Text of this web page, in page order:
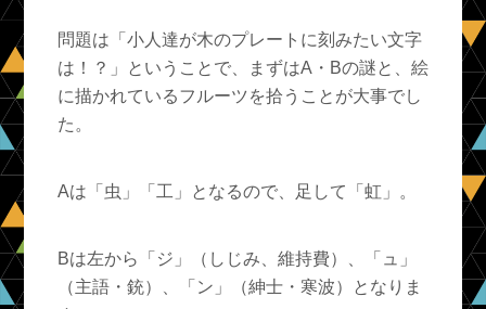
問題は「小人達が木のプレートに刻みたい文字
は！？」ということで、まずはA・Bの謎と、絵
に描かれているフルーツを拾うことが大事でし
た。
Aは「虫」「工」となるので、足して「虹」。
Bは左から「ジ」（しじみ、維持費）、「ュ」
（主語・銃）、「ン」（紳士・寒波）となりま